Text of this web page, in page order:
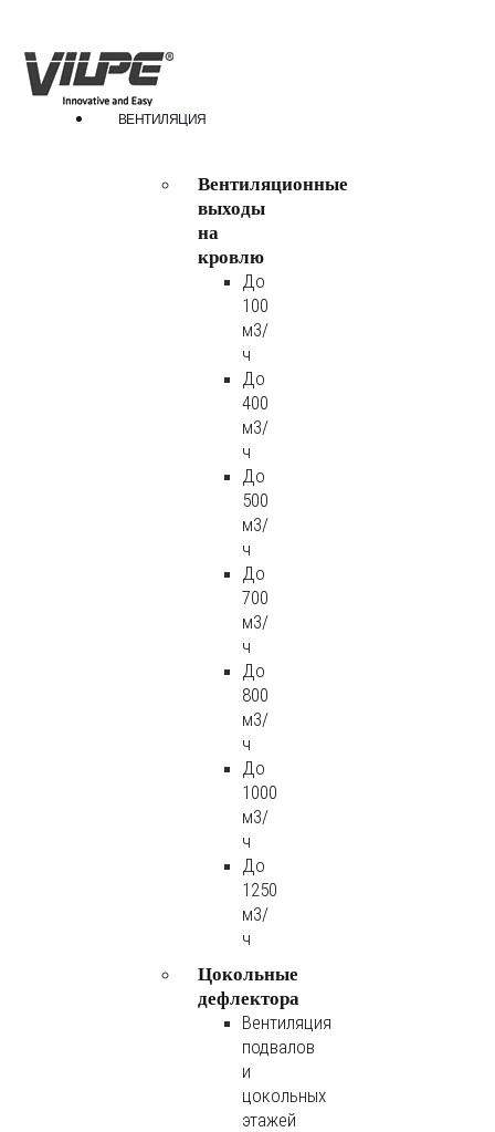
ВЕНТИЛЯЦИЯ
Вентиляционные
выходы
на
кровлю
До
100
м3/
ч
До
400
м3/
ч
До
500
м3/
ч
До
700
м3/
ч
До
800
м3/
ч
До
1000
м3/
ч
До
1250
м3/
ч
Цокольные
дефлектора
Вентиляция
подвалов
и
цокольных
этажей